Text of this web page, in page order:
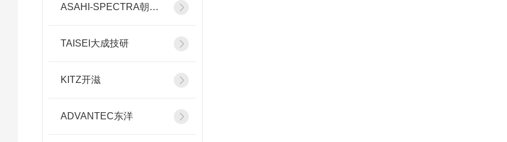
ASAHI-SPECTRA朝日分光
TAISEI大成技研
KITZ开滋
ADVANTEC东洋